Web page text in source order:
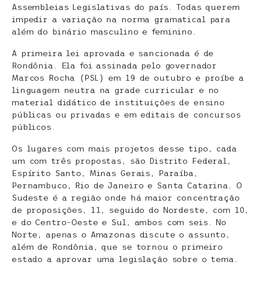
Assembleias Legislativas do país. Todas querem
impedir a variação na norma gramatical para
além do binário masculino e feminino.
A primeira lei aprovada e sancionada é de
Rondônia. Ela foi assinada pelo governador
Marcos Rocha (PSL) em 19 de outubro e proíbe a
linguagem neutra na grade curricular e no
material didático de instituições de ensino
públicas ou privadas e em editais de concursos
públicos.
Os lugares com mais projetos desse tipo, cada
um com três propostas, são Distrito Federal,
Espírito Santo, Minas Gerais, Paraíba,
Pernambuco, Rio de Janeiro e Santa Catarina. O
Sudeste é a região onde há maior concentração
de proposições, 11, seguido do Nordeste, com 10,
e do Centro-Oeste e Sul, ambos com seis. No
Norte, apenas o Amazonas discute o assunto,
além de Rondônia, que se tornou o primeiro
estado a aprovar uma legislação sobre o tema.